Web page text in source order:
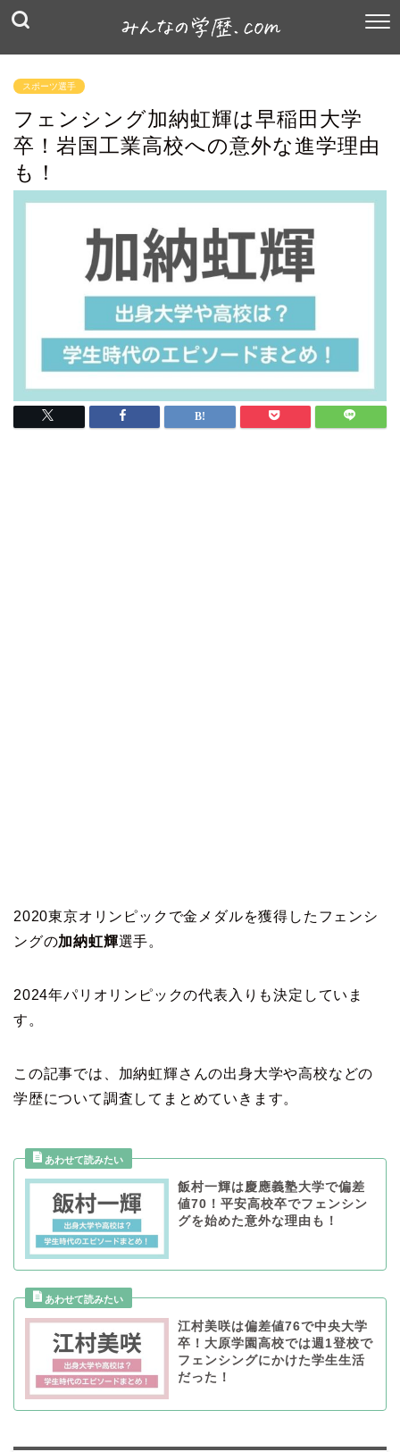
スポーツ選手
フェンシング加納虹輝は早稲田大学
卒！岩国工業高校への意外な進学理由
も！
2020東京オリンピックで金メダルを獲得したフェンシ
ングの加納虹輝選手。
2024年パリオリンピックの代表入りも決定していま
す。
この記事では、加納虹輝さんの出身大学や高校などの
学歴について調査してまとめていきます。
飯村一輝は慶應義塾大学で偏差
値70！平安高校卒でフェンシン
グを始めた意外な理由も！
江村美咲は偏差値76で中央大学
卒！大原学園高校では週1登校で
フェンシングにかけた学生生活
だった！